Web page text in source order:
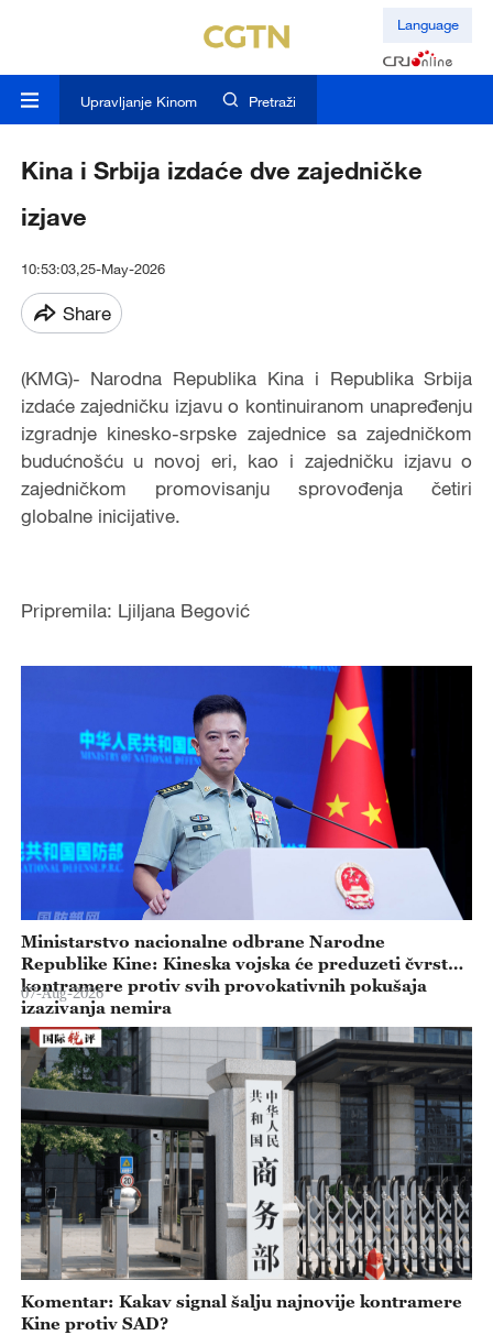
Language
Upravljanje Kinom Pretraži
Kina i Srbija izdaće dve zajedničke
izjave
10:53:03,25-May-2026
Share
(KMG)- Narodna Republika Kina i Republika Srbija
izdaće zajedničku izjavu o kontinuiranom unapređenju
izgradnje kinesko-srpske zajednice sa zajedničkom
budućnošću u novoj eri, kao i zajedničku izjavu o
zajedničkom promovisanju sprovođenja četiri
globalne inicijative.
Pripremila: Ljiljana Begović
Ministarstvo nacionalne odbrane Narodne
Republike Kine: Kineska vojska će preduzeti čvrste
kontramere protiv svih provokativnih pokušaja
izazivanja nemira
07-Aug-2026
Komentar: Kakav signal šalju najnovije kontramere
Kine protiv SAD?